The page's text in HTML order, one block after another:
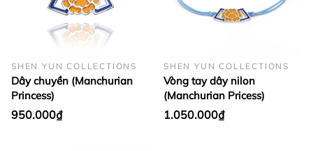
SHEN YUN COLLECTIONS
Dây chuyền (Manchurian
Princess)
950.000₫
SHEN YUN COLLECTIONS
Vòng tay dây nilon
(Manchurian Pricess)
1.050.000₫